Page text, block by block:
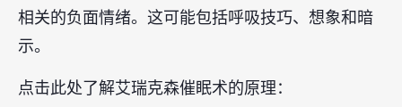
相关的负面情绪。这可能包括呼吸技巧、想象和暗
示。
点击此处了解艾瑞克森催眠术的原理：